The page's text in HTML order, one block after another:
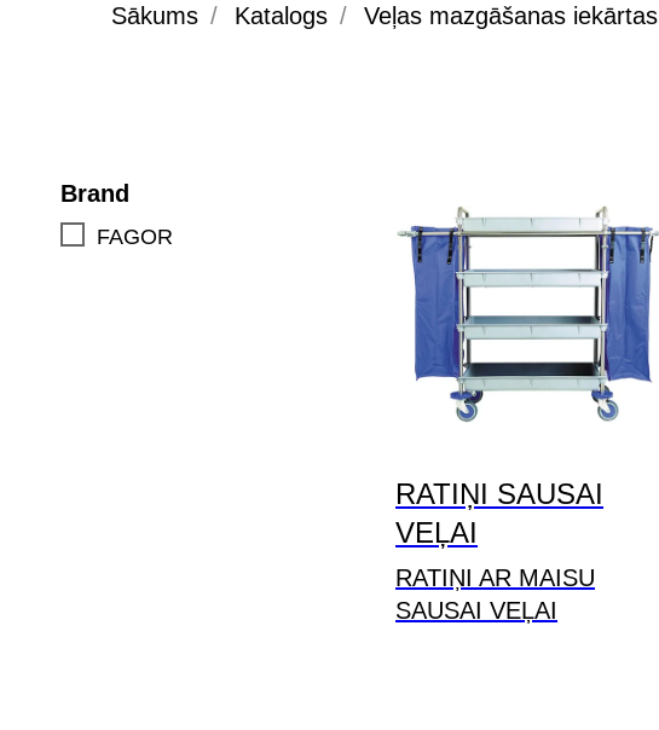
Sākums / Katalogs / Veļas mazgāšanas iekārtas
Brand
FAGOR
RATIŅI SAUSAI
VEĻAI
RATIŅI AR MAISU
SAUSAI VEĻAI